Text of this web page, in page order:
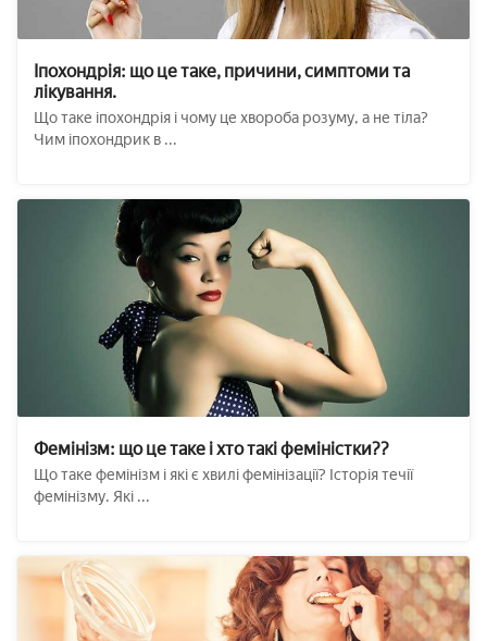
Іпохондрія: що це таке, причини, симптоми та
лікування.
Що таке іпохондрія і чому це хвороба розуму, а не тіла?
Чим іпохондрик в ...
Фемінізм: що це таке і хто такі феміністки??
Що таке фемінізм і які є хвилі фемінізації? Історія течії
фемінізму. Які ...